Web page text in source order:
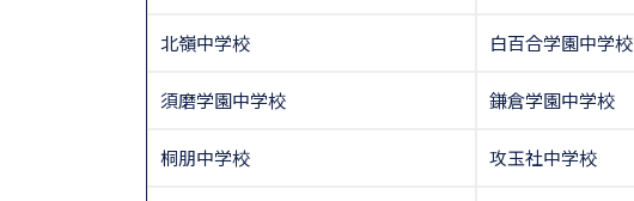
北嶺中学校 白百合学園中学校
須磨学園中学校 鎌倉学園中学校
桐朋中学校 攻玉社中学校